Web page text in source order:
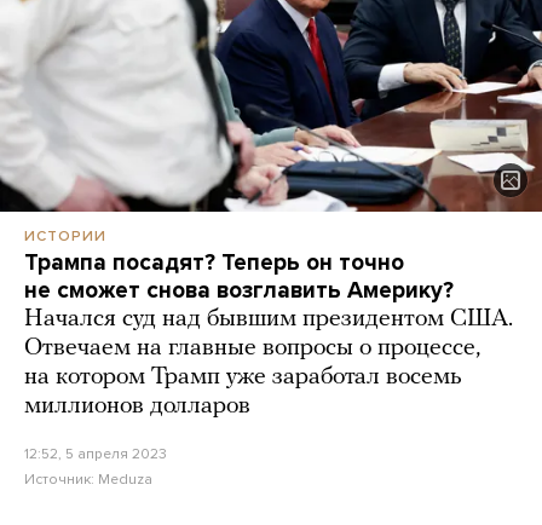
ИСТОРИИ
Трампа посадят? Теперь он точно
не сможет снова возглавить Америку?
Начался суд над бывшим президентом США.
Отвечаем на главные вопросы о процессе,
на котором Трамп уже заработал восемь
миллионов долларов
12:52, 5 апреля 2023
Источник: Meduza